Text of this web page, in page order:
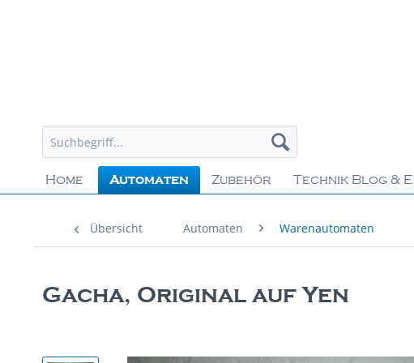
Home Automaten Zubehör Technik Blog &
Übersicht Automaten Warenautomaten
Gacha, Original auf Yen